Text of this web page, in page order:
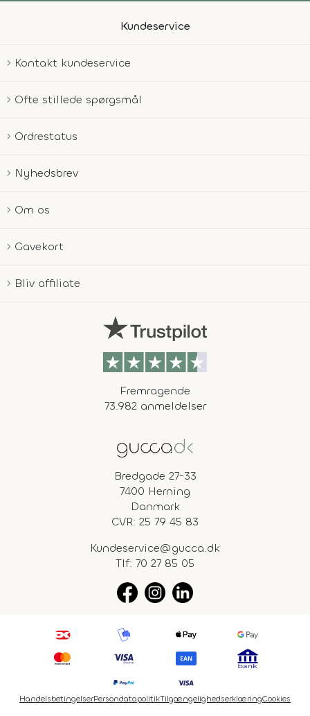
Kundeservice
Kontakt kundeservice
Ofte stillede spørgsmål
Ordrestatus
Nyhedsbrev
Om os
Gavekort
Bliv affiliate
Fremragende
73.982 anmeldelser
Bredgade 27-33
7400 Herning
Danmark
CVR: 25 79 45 83
Kundeservice@gucca.dk
Tlf: 70 27 85 05
HandelsbetingelserPersondatapolitikTilgængelighedserklæringCookies